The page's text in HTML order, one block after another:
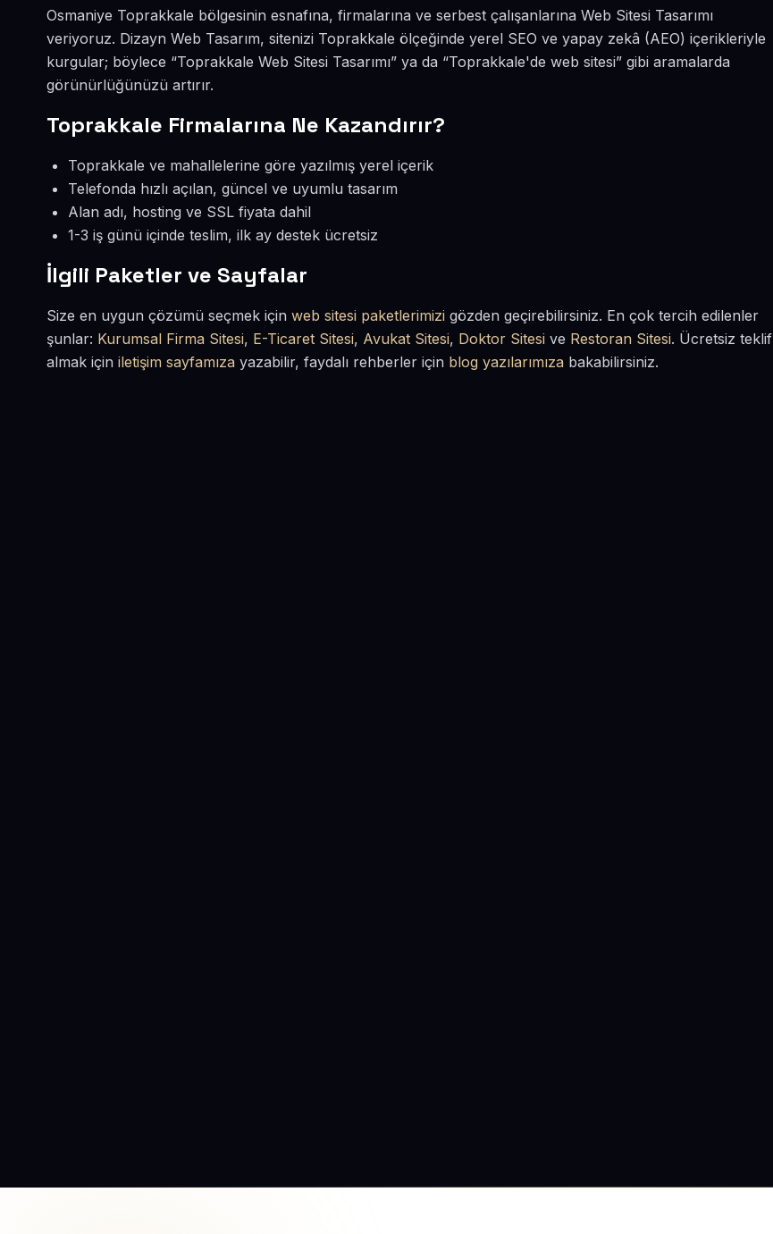
Osmaniye Toprakkale bölgesinin esnafına, firmalarına ve serbest çalışanlarına Web Sitesi Tasarımı
veriyoruz. Dizayn Web Tasarım, sitenizi Toprakkale ölçeğinde yerel SEO ve yapay zekâ (AEO) içerikleriyle
kurgular; böylece “Toprakkale Web Sitesi Tasarımı” ya da “Toprakkale'de web sitesi” gibi aramalarda
görünürlüğünüzü artırır.
Toprakkale Firmalarına Ne Kazandırır?
Toprakkale ve mahallelerine göre yazılmış yerel içerik
Telefonda hızlı açılan, güncel ve uyumlu tasarım
Alan adı, hosting ve SSL fiyata dahil
1-3 iş günü içinde teslim, ilk ay destek ücretsiz
İlgili Paketler ve Sayfalar
Size en uygun çözümü seçmek için web sitesi paketlerimizi gözden geçirebilirsiniz. En çok tercih edilenler
şunlar: Kurumsal Firma Sitesi, E-Ticaret Sitesi, Avukat Sitesi, Doktor Sitesi ve Restoran Sitesi. Ücretsiz teklif
almak için iletişim sayfamıza yazabilir, faydalı rehberler için blog yazılarımıza bakabilirsiniz.